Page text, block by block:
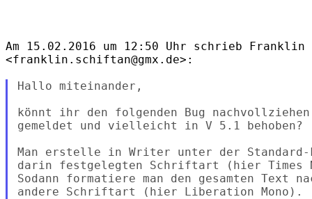
Am 15.02.2016 um 12:50 Uhr schrieb
<franklin.schiftan@gmx.de>:
Hallo miteinander,
könnt ihr den folgenden Bug
gemeldet und vielleicht in V 5.1 behoben?
Man erstelle in Writer unter der Standard-
darin festgelegten Schriftart (hier Times
Sodann formatiere man den gesamten Text
andere Schriftart (hier Liberation Mono).